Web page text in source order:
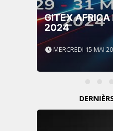
GITEX AFRICA
2024
MERCREDI 15 MAI